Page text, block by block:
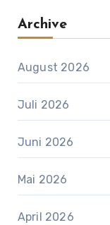
Archive
August 2026
Juli 2026
Juni 2026
Mai 2026
April 2026